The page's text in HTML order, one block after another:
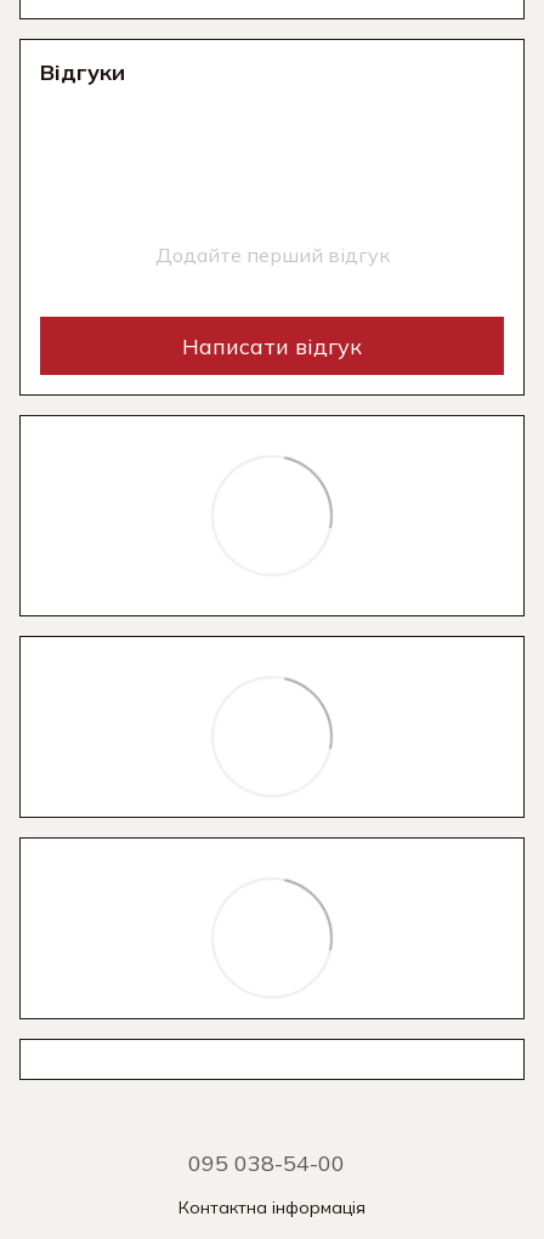
Відгуки
Додайте перший відгук
Написати відгук
095 038-54-00
Контактна інформація